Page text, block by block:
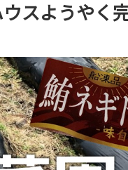
スようやく